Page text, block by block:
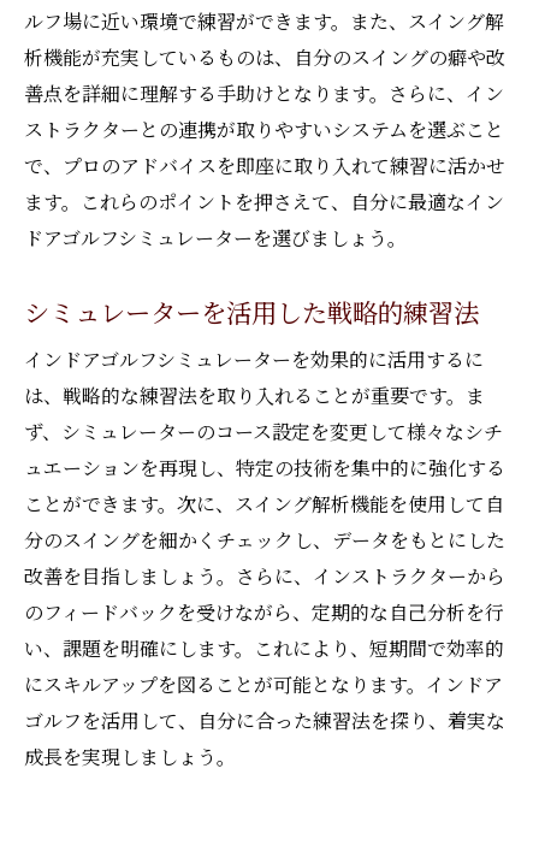
ルフ場に近い環境で練習ができます。また、スイング解
析機能が充実しているものは、自分のスイングの癖や改
善点を詳細に理解する手助けとなります。さらに、イン
ストラクターとの連携が取りやすいシステムを選ぶこと
で、プロのアドバイスを即座に取り入れて練習に活かせ
ます。これらのポイントを押さえて、自分に最適なイン
ドアゴルフシミュレーターを選びましょう。
シミュレーターを活用した戦略的練習法
インドアゴルフシミュレーターを効果的に活用するに
は、戦略的な練習法を取り入れることが重要です。ま
ず、シミュレーターのコース設定を変更して様々なシチ
ュエーションを再現し、特定の技術を集中的に強化する
ことができます。次に、スイング解析機能を使用して自
分のスイングを細かくチェックし、データをもとにした
改善を目指しましょう。さらに、インストラクターから
のフィードバックを受けながら、定期的な自己分析を行
い、課題を明確にします。これにより、短期間で効率的
にスキルアップを図ることが可能となります。インドア
ゴルフを活用して、自分に合った練習法を探り、着実な
成長を実現しましょう。